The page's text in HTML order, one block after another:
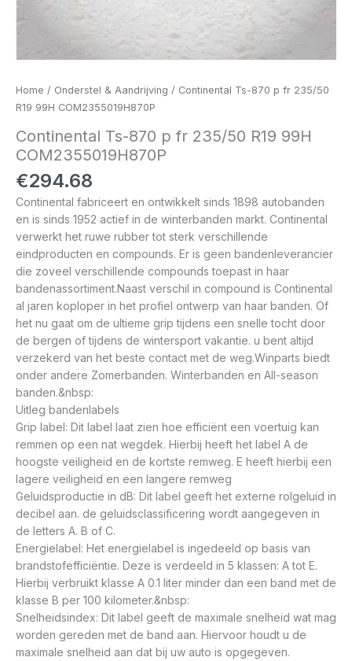
Home / Onderstel & Aandrijving / Continental Ts-870 p fr 235/50
R19 99H COM2355019H870P
Continental Ts-870 p fr 235/50 R19 99H
COM2355019H870P
€294.68
Continental fabriceert en ontwikkelt sinds 1898 autobanden
en is sinds 1952 actief in de winterbanden markt. Continental
verwerkt het ruwe rubber tot sterk verschillende
eindproducten en compounds. Er is geen bandenleverancier
die zoveel verschillende compounds toepast in haar
bandenassortiment.Naast verschil in compound is Continental
al jaren koploper in het profiel ontwerp van haar banden. Of
het nu gaat om de ultieme grip tijdens een snelle tocht door
de bergen of tijdens de wintersport vakantie. u bent altijd
verzekerd van het beste contact met de weg.Winparts biedt
onder andere Zomerbanden. Winterbanden en All-season
banden.&nbsp:
Uitleg bandenlabels
Grip label: Dit label laat zien hoe efficiënt een voertuig kan
remmen op een nat wegdek. Hierbij heeft het label A de
hoogste veiligheid en de kortste remweg. E heeft hierbij een
lagere veiligheid en een langere remweg
Geluidsproductie in dB: Dit label geeft het externe rolgeluid in
decibel aan. de geluidsclassificering wordt aangegeven in
de letters A. B of C.
Energielabel: Het energielabel is ingedeeld op basis van
brandstofefficiëntie. Deze is verdeeld in 5 klassen: A tot E.
Hierbij verbruikt klasse A 0.1 liter minder dan een band met de
klasse B per 100 kilometer.&nbsp:
Snelheidsindex: Dit label geeft de maximale snelheid wat mag
worden gereden met de band aan. Hiervoor houdt u de
maximale snelheid aan dat bij uw auto is opgegeven.